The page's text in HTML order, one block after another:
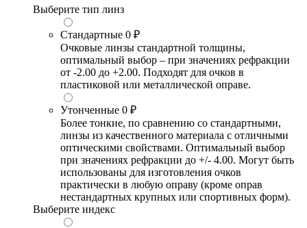
Выберите тип линз
Стандартные 0 ₽
Очковые линзы стандартной толщины,
оптимальный выбор – при значениях рефракции
от -2.00 до +2.00. Подходят для очков в
пластиковой или металлической оправе.
Утонченные 0 ₽
Более тонкие, по сравнению со стандартными,
линзы из качественного материала с отличными
оптическими свойствами. Оптимальный выбор
при значениях рефракции до +/- 4.00. Могут быть
использованы для изготовления очков
практически в любую оправу (кроме оправ
нестандартных крупных или спортивных форм).
Выберите индекс